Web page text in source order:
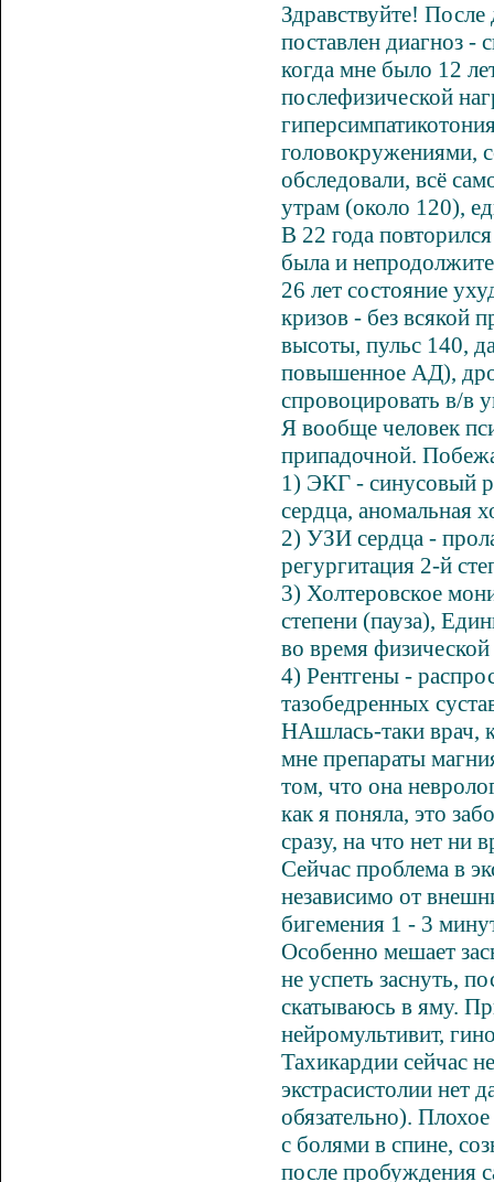
Здравствуйте!
поставлен диагноз -
когда мне было 12
послефизической
головокружениями,
обследовали, всё
утрам (около 120),
В 22 года
была и
26 лет состояние
кризов - без всякой
высоты, пульс 140,
повышенное АД),
спровоцировать в/в
Я вообще человек
припадочной.
1) ЭКГ - синусовый
сердца, аномальная
2) УЗИ сердца -
регургитация 2-й
3) Холтеровское
степени (пауза),
во время
4) Рентгены -
тазобедренных
НАшлась-таки врач,
мне препараты
том, что она
как я поняла, это
сразу, на что нет ни
Сейчас проблема в
независимо от
бигемения 1 - 3
Особенно мешает
не успеть заснуть,
скатываюсь в яму.
нейромультивит,
Тахикардии сейчас
экстрасистолии нет
обязательно).
с болями в спине,
после пробуждения